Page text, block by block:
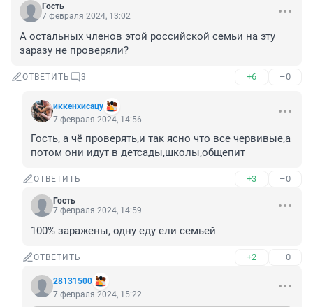
Гость
7 февраля 2024, 13:02
А остальных членов этой российской семьи на эту
заразу не проверяли?
ОТВЕТИТЬ 3 +6 –0
иккенхисацу
7 февраля 2024, 14:56
Гость, а чё проверять,и так ясно что все червивые,а
потом они идут в детсады,школы,общепит
ОТВЕТИТЬ +3 –0
Гость
7 февраля 2024, 14:59
100% заражены, одну еду ели семьей
ОТВЕТИТЬ +2 –0
28131500
7 февраля 2024, 15:22